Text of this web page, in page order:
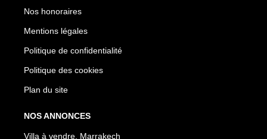
Nos honoraires
Mentions légales
Politique de confidentialité
Politique des cookies
Plan du site
NOS ANNONCES
Villa à vendre, Marrakech